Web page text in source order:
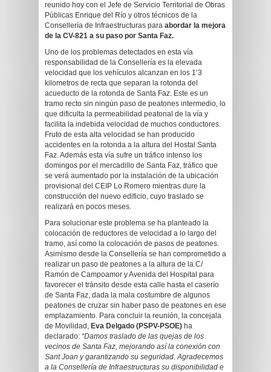
reunido hoy con el Jefe de Servicio Territorial de Obras
Públicas Enrique del Río y otros técnicos de la
Consellería de Infraestructuras para abordar la mejora
de la CV-821 a su paso por Santa Faz.
Uno de los problemas detectados en esta vía
responsabilidad de la Consellería es la elevada
velocidad que los vehículos alcanzan en los 1’3
kilometros de recta que separan la rotonda del
acueducto de la rotonda de Santa Faz. Este es un
tramo recto sin ningún paso de peatones intermedio, lo
que dificulta la permeabilidad peatonal de la vía y
facilita la indebida velocidad de muchos conductores.
Fruto de esta alta velocidad se han producido
accidentes en la rotonda a la altura del Hostal Santa
Faz. Además esta vía sufre un tráfico intenso los
domingos por el mercadillo de Santa Faz, tráfico que
se verá aumentado por la instalación de la ubicación
provisional del CEIP Lo Romero mientras dure la
construcción del nuevo edificio, cuyo traslado se
realizará en pocos meses.
Para solucionar este problema se ha planteado la
colocación de reductores de velocidad a lo largo del
tramo, así como la colocación de pasos de peatones.
Asimismo desde la Consellería se han comprometido a
realizar un paso de peatones a la altura de la C/
Ramón de Campoamor y Avenida del Hospital para
favorecer el tránsito desde esta calle hasta el caserío
de Santa Faz, dada la mala costumbre de algunos
peatones de cruzar sin haber paso de peatones en ese
emplazamiento. Para concluir la reunión, la concejala
de Movilidad, Eva Delgado (PSPV-PSOE) ha
declarado: “Damos traslado de las quejas de los
vecinos de Santa Faz, mejorando así la conexión con
Sant Joan y garantizando su seguridad. Agradecemos
a la Consellería de Infraestructuras su disponibilidad e